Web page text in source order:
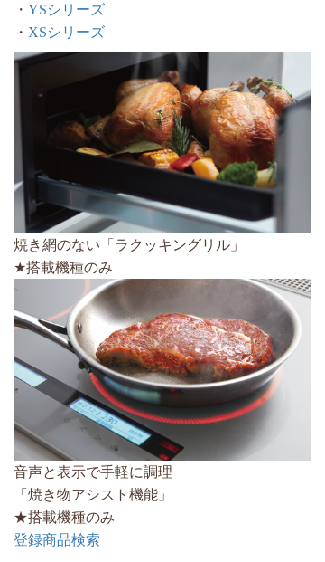
・ YSシリーズ
・ XSシリーズ
焼き網のない「ラクッキングリル」
★搭載機種のみ
音声と表示で手軽に調理
「焼き物アシスト機能」
★搭載機種のみ
登録商品検索